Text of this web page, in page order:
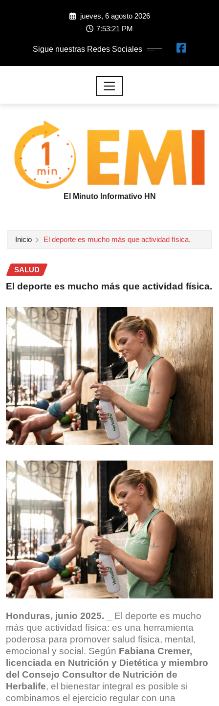
jueves, 6 agosto 2026
7:53:22 PM
Sigue nuestras Redes Sociales
El Minuto Informativo HN
Inicio El deporte es mucho más que actividad física.
SALUD
El deporte es mucho más que actividad física.
Honduras, junio 2025. _
El deporte es mucho
más que actividad física: es una herramienta
poderosa para promover salud física, mental,
emocional y social. Según Fabiana Cremer,
licenciada en Nutrición y Dietética y miembro
del Consejo Consultor de Nutrición de
Herbalife, el bienestar integral es posible si
combinamos el ejercicio regular con una